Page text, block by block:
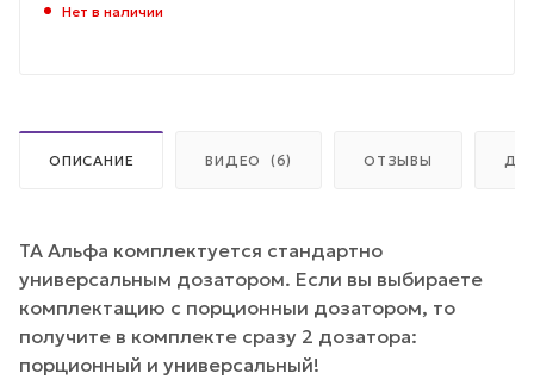
Нет в наличии
ОПИСАНИЕ ВИДЕО (6) ОТЗЫВЫ
ТА Альфа комплектуется стандартно
универсальным дозатором. Если вы выбираете
комплектацию с порционныи дозатором, то
получите в комплекте сразу 2 дозатора:
порционный и универсальный!